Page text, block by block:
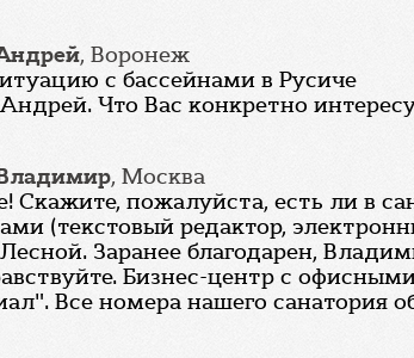
, Воронеж
с бассейнами в Русиче
Что Вас конкретно
, Москва
Скажите, пожалуйста, есть ли в
(текстовый редактор,
Заранее благодарен,
Бизнес-центр с
Все номера нашего санатория